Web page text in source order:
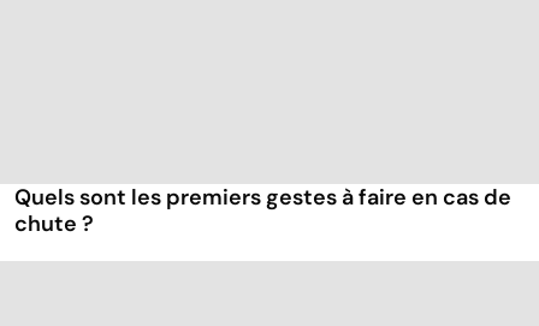
Quels sont les premiers gestes à faire en cas de
chute ?